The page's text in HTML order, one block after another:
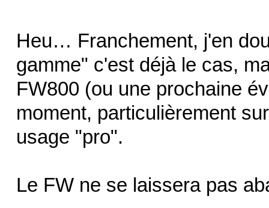
Heu… Franchement, j'en
gamme" c'est déjà le cas,
FW800 (ou une prochaine
moment, particulièrement
usage "pro".
Le FW ne se laissera pas